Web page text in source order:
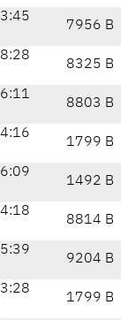
7956 B
8325 B
8803 B
1799 B
1492 B
8814 B
9204 B
1799 B